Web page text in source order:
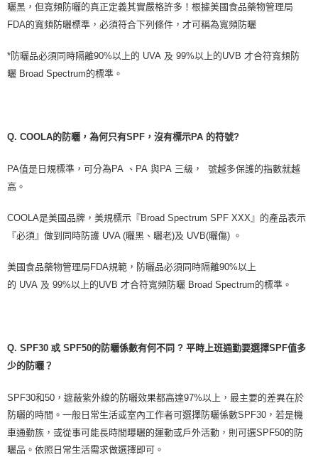
曬黑，但寬頻防曬的真正定義其實嚴格許多！根據美國食品藥物管理局
FDA的寬頻防曬標準，必須符合下列條件，才可稱為寬頻防曬
*防曬品必須同時隔離90%以上的 UVA 及 99%以上的UVB 才合符寬頻防
曬 Broad Spectrum的標準。
Q. COOLA的防曬，為何只有SPF ，沒有標示PA 的符號?
PA值是日規標準，可分為PA 、 PA 與PA 三級，
號越多保護的指數就越
高。
COOLA是美國品牌，美規標示『Broad Spectrum SPF XXX 』的產品表示
『必須』做到同時防護 UVA (曬黑、曬老)及 UVB(曬傷) 。
美國食品藥物管理局 FDA規範，防曬品必須同時隔離90%以上
的 UVA 及 99%以上的UVB 才合符寬頻防曬 Broad Spectrum的標準。
Q. SPF30 或 SPF50的防曬係數有何不同 ? 平時上班通勤要選擇SPF值多
少的防曬？
SPF30和50 ，遮蔽紫外線的防曬效果都高達97%以上，最主要的差異在於
防曬的時間。一般日常生活或室內工作者可選擇防曬係數SPF30 ，若是機
車通勤族，或從事可能長時間曝曬的運動或戶外活動，則可選SPF50的防
曬品。依照日常生活需求做選擇即可。